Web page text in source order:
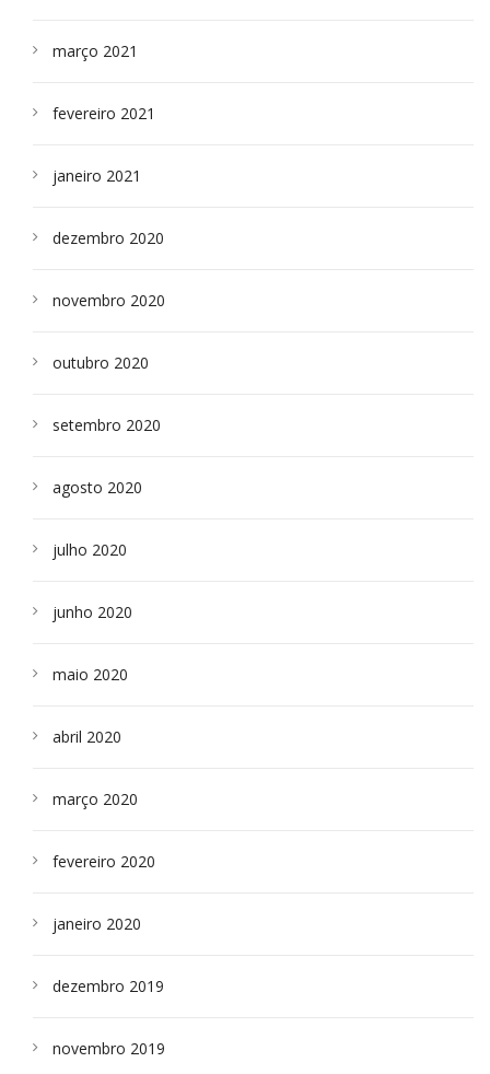
março 2021
fevereiro 2021
janeiro 2021
dezembro 2020
novembro 2020
outubro 2020
setembro 2020
agosto 2020
julho 2020
junho 2020
maio 2020
abril 2020
março 2020
fevereiro 2020
janeiro 2020
dezembro 2019
novembro 2019